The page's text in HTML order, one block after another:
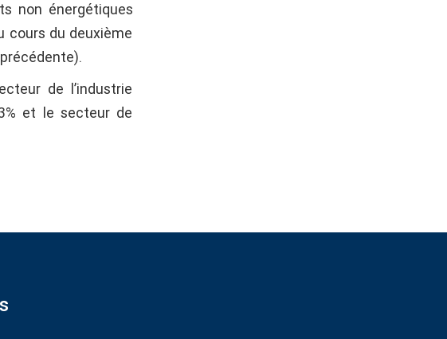
non énergétiques
cours du deuxième
de l’industrie
et le secteur de